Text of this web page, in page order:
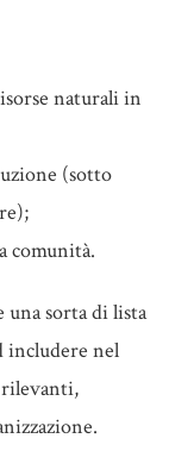
naturali in
(sotto
comunità.
sorta di lista
includere nel
rilevanti,